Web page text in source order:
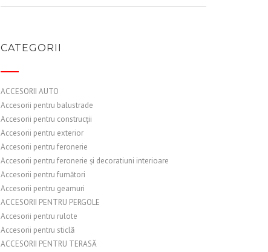
CATEGORII
ACCESORII AUTO
Accesorii pentru balustrade
Accesorii pentru construcții
Accesorii pentru exterior
Accesorii pentru feronerie
Accesorii pentru feronerie și decoratiuni interioare
Accesorii pentru fumători
Accesorii pentru geamuri
ACCESORII PENTRU PERGOLE
Accesorii pentru rulote
Accesorii pentru sticlă
ACCESORII PENTRU TERASĂ